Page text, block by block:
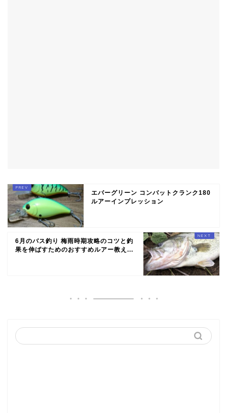
エバーグリーン コンバットクランク180
ルアーインプレッション
6月のバス釣り 梅雨時期攻略のコツと釣
果を伸ばすためのおすすめルアー教え...